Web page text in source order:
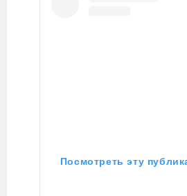
Посмотреть эту